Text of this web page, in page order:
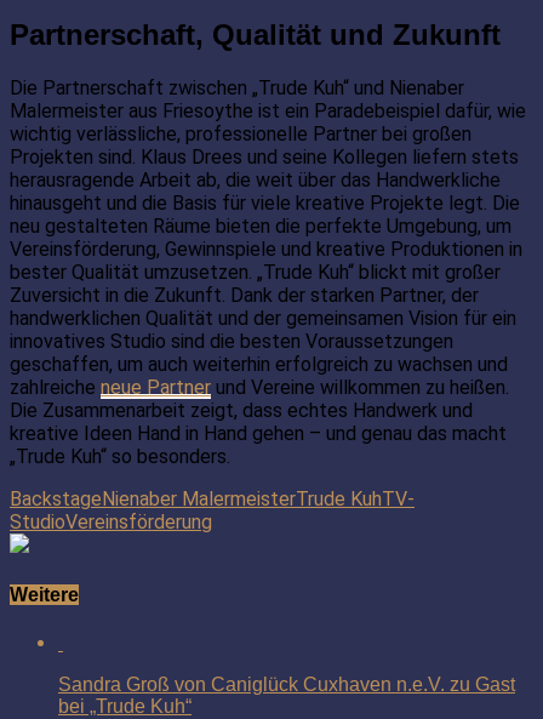
Partnerschaft, Qualität und Zukunft
Die Partnerschaft zwischen „Trude Kuh“ und Nienaber
Malermeister aus Friesoythe ist ein Paradebeispiel dafür, wie
wichtig verlässliche, professionelle Partner bei großen
Projekten sind. Klaus Drees und seine Kollegen liefern stets
herausragende Arbeit ab, die weit über das Handwerkliche
hinausgeht und die Basis für viele kreative Projekte legt. Die
neu gestalteten Räume bieten die perfekte Umgebung, um
Vereinsförderung, Gewinnspiele und kreative Produktionen in
bester Qualität umzusetzen. „Trude Kuh“ blickt mit großer
Zuversicht in die Zukunft. Dank der starken Partner, der
handwerklichen Qualität und der gemeinsamen Vision für ein
innovatives Studio sind die besten Voraussetzungen
geschaffen, um auch weiterhin erfolgreich zu wachsen und
zahlreiche neue Partner und Vereine willkommen zu heißen.
Die Zusammenarbeit zeigt, dass echtes Handwerk und
kreative Ideen Hand in Hand gehen – und genau das macht
„Trude Kuh“ so besonders.
BackstageNienaber MalermeisterTrude KuhTV-
StudioVereinsförderung
Weitere
Sandra Groß von Caniglück Cuxhaven n.e.V. zu Gast
bei „Trude Kuh“